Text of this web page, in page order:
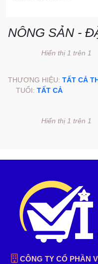
NÔNG SẢN -
Hiển thị 1 trên 1
THƯƠNG HIỆU: TẤT CẢ
TUỔI: TẤT CẢ
Hiển thị 1 trên 1
CÔNG TY CỔ PHẦN